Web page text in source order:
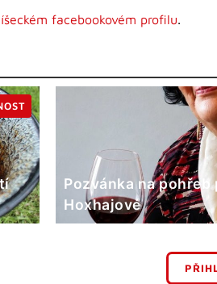
facebookovém profilu.
Pozvánka na pohřeb
Hoxhajové